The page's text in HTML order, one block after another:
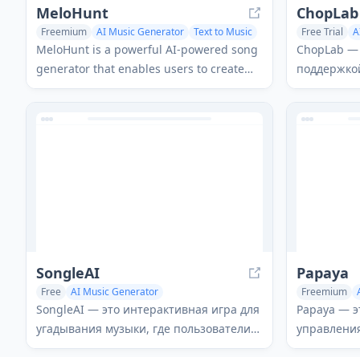
MeloHunt
Freemium AI Music Generator Text to Music
MeloHunt is a powerful AI-powered song
generator that enables users to create
original, high-quality music tracks
ChopLab
Free Trial
Audio
ChopLab —
SongleAI
Free
AI Music Generator
AI Voice Chat Generator
Fun Tools
SongleAI — это интерактивная игра для
угадывания музыки, где пользователи
пытаются определить загадочные
Papaya
Freemium
Papaya —